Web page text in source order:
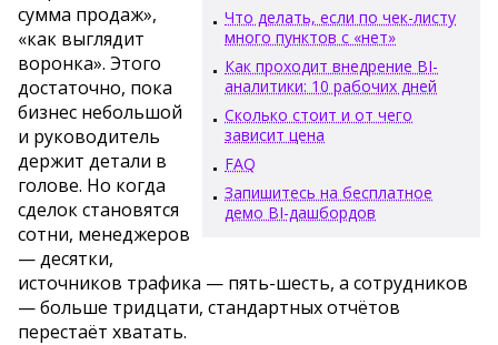
Что делать, если по чек-листу
много пунктов с «нет»
Как проходит внедрение BI-
аналитики: 10 рабочих дней
Сколько стоит и от чего
зависит цена
FAQ
Запишитесь на бесплатное
демо BI-дашбордов
сумма продаж»,
«как выглядит
воронка». Этого
достаточно, пока
бизнес небольшой
и руководитель
держит детали в
голове. Но когда
сделок становятся
сотни, менеджеров
— десятки,
источников трафика — пять-шесть, а сотрудников
— больше тридцати, стандартных отчётов
перестаёт хватать.